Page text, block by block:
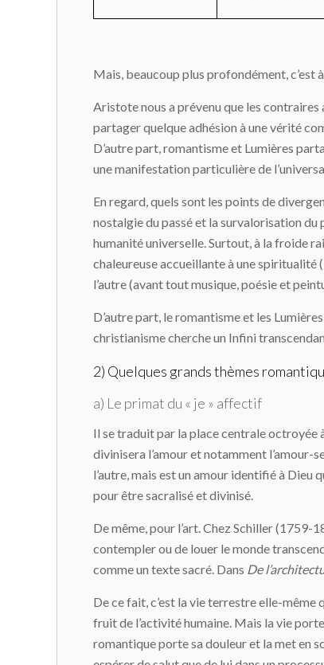
Mais, beaucoup plus profondément, c’est
Aristote nous a prévenu que les
partager quelque adhésion à une vérité
D’autre part, romantisme et Lumières
une manifestation particulière de
En regard, quels sont les points de
nostalgie du passé et la survalorisation
humanité universelle. Surtout, à la froide
chaleureuse accueillante à une spiritualité
l’autre (avant tout musique, poésie et
D’autre part, le romantisme et les
christianisme cherche un Infini
2) Quelques grands thèmes
a) Le primat du « je » affectif
Il se traduit par la place centrale octroyée
divinisera l’amour et notamment l’amour-
l’autre, mais est un amour identifié à Dieu
pour être sacralisé et divinisé.
De même, pour l’art. Chez Schiller (1759-
contempler ou de louer le monde
comme un texte sacré. Dans De
De ce fait, c’est la vie terrestre elle-même
fruit de l’activité humaine. Mais la vie
romantique porte sa douleur et la met en